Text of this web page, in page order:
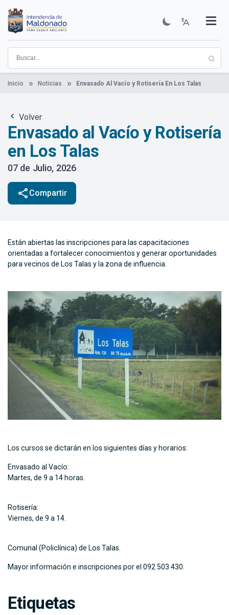
contenido
principal
Institucional
Municipios
Descubre Maldonado
Comunicación
Servicios
Guía De Trámites
Ver Noticias
Inicio Noticias Envasado Al Vacío y Rotisería En Los Talas
Volver
Envasado al Vacío y Rotisería
en Los Talas
07 de Julio, 2026
share Compartir
Están abiertas las inscripciones para las capacitaciones
orientadas a fortalecer conocimientos y generar oportunidades
para vecinos de Los Talas y la zona de influencia.
Los cursos se dictarán en los siguientes días y horarios:
Envasado al Vacío:
Martes, de 9 a 14 horas.
Rotisería:
Viernes, de 9 a 14.
Comunal (Policlínica) de Los Talas.
Mayor información e inscripciones por el 092 503 430.
Etiquetas